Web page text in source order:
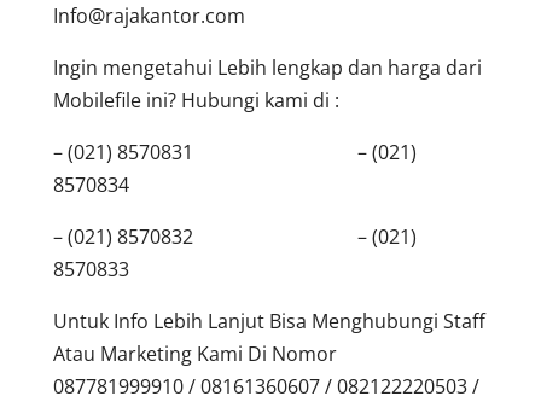
Info@rajakantor.com
Ingin mengetahui Lebih lengkap dan harga dari
Mobilefile ini? Hubungi kami di :
– (021) 8570831 – (021)
8570834
– (021) 8570832 – (021)
8570833
Untuk Info Lebih Lanjut Bisa Menghubungi Staff
Atau Marketing Kami Di Nomor
087781999910 / 08161360607 / 082122220503 /